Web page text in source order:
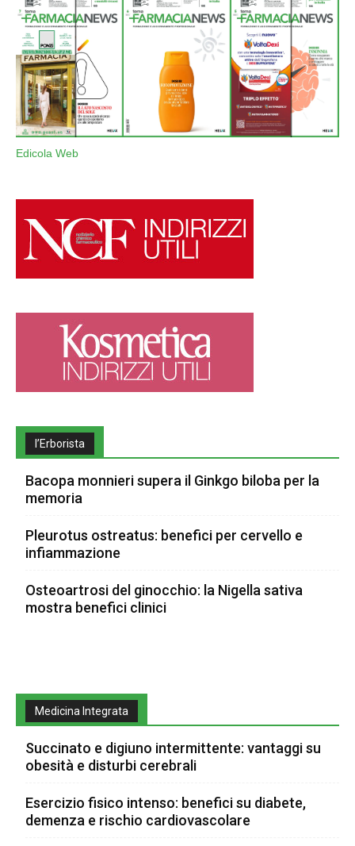
Edicola Web
l’Erborista
Bacopa monnieri supera il Ginkgo biloba per la
memoria
Pleurotus ostreatus: benefici per cervello e
infiammazione
Osteoartrosi del ginocchio: la Nigella sativa
mostra benefici clinici
Medicina Integrata
Succinato e digiuno intermittente: vantaggi su
obesità e disturbi cerebrali
Esercizio fisico intenso: benefici su diabete,
demenza e rischio cardiovascolare